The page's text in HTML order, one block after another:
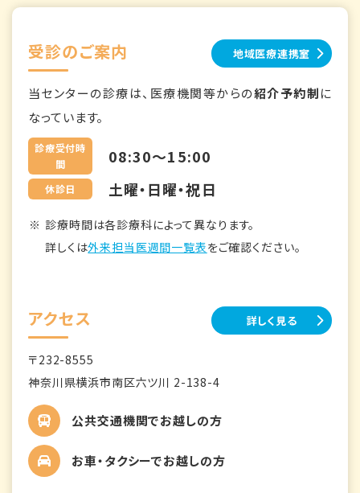
受診のご案内 地域医療連携室
当センターの診療は、医療機関等からの紹介予約制に
なっています。
診療受付時
間
08:30～15:00
休診日 土曜・日曜・祝日
診療時間は各診療科によって異なります。
詳しくは外来担当医週間一覧表をご確認ください。
アクセス 詳しく見る
〒232-8555
神奈川県横浜市南区六ツ川 2-138-4
公共交通機関でお越しの方
お車・タクシーでお越しの方